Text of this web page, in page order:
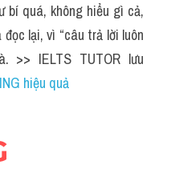
bí quá, không hiểu gì cả,
lại, vì “câu trả lời luôn
>> IELTS TUTOR lưu
hiệu quả